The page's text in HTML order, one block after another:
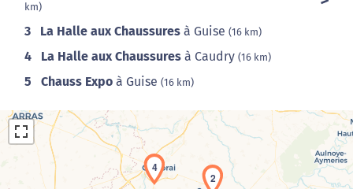
km)
3 La Halle aux Chaussures à Guise (16 km)
4 La Halle aux Chaussures à Caudry (16 km)
5 Chauss Expo à Guise (16 km)
2
4